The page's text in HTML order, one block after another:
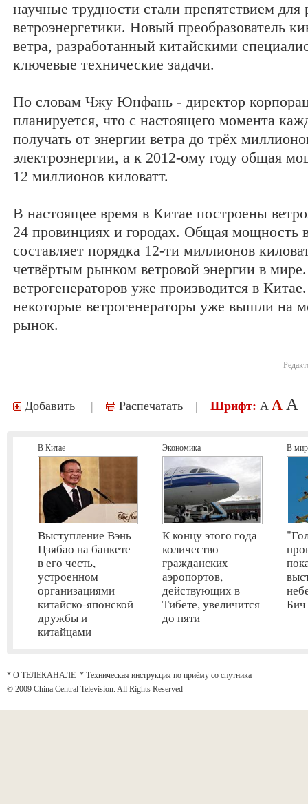
научные трудности стали препятствием для
ветроэнергетики. Новый преобразователь
ветра, разработанный китайскими
ключевые технические задачи.
По словам Чжу Юнфань - директор
планируется, что с настоящего момента
получать от энергии ветра до трёх
электроэнергии, а к 2012-ому году общая
12 миллионов киловатт.
В настоящее время в Китае построены
24 провинциях и городах. Общая мощность
составляет порядка 12-ти миллионов
четвёртым рынком ветровой энергии в
ветрогенераторов уже производится в
некоторые ветрогенераторы уже вышли на
рынок.
Добавить | Распечатать | Шрифт: A A A
В Китае
Выступление Вэнь
Цзябао на банкете
в его честь,
устроенном
организациями
китайско-японской
дружбы и
китайцами
Экономика
К концу этого года
количество
гражданских
аэропортов,
действующих в
Тибете, увеличится
до пяти
В
Бич
* О ТЕЛЕКАНАЛЕ * Техническая инструкция по приёму со спутника
© 2009 China Central Television. All Rights Reserved